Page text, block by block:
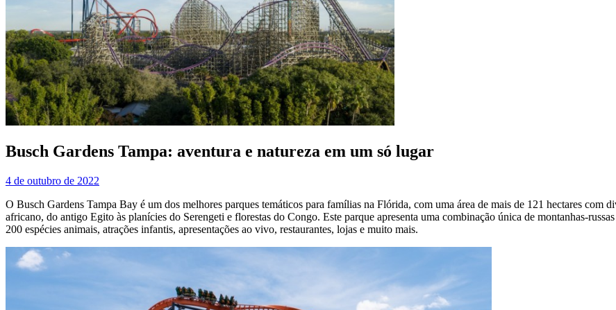
Busch Gardens Tampa: aventura e natureza em um só lugar
4 de outubro de 2022
O Busch Gardens Tampa Bay é um dos melhores parques temáticos para famílias na Flórida, com uma área de mais de 121 hectares com
africano, do antigo Egito às planícies do Serengeti e florestas do Congo. Este parque apresenta uma combinação única de montanhas-
200 espécies animais, atrações infantis, apresentações ao vivo, restaurantes, lojas e muito mais.